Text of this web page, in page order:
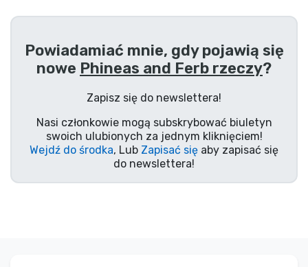
Powiadamiać mnie, gdy pojawią się
nowe Phineas and Ferb rzeczy?
Zapisz się do newslettera!
Nasi członkowie mogą subskrybować biuletyn
swoich ulubionych za jednym kliknięciem!
Wejdź do środka, Lub Zapisać się aby zapisać się
do newslettera!
Rzeczy muzyczne
Marki